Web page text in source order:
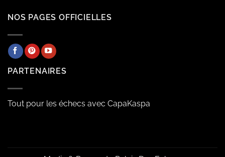
NOS PAGES OFFICIELLES
PARTENAIRES
Tout pour les échecs avec CapaKaspa